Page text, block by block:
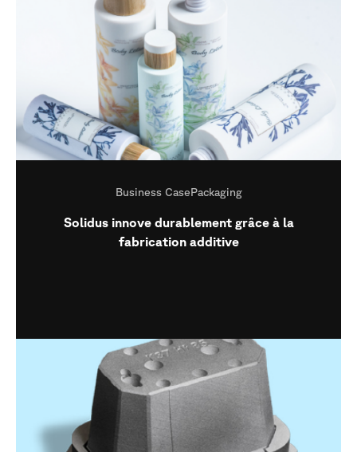
Business CasePackaging
Solidus innove durablement grâce à la
fabrication additive